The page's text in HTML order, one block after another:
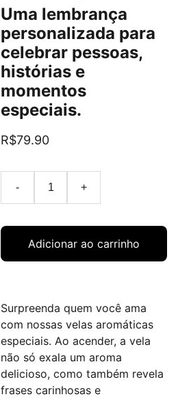
Uma lembrança
personalizada para
celebrar pessoas,
histórias e
momentos
especiais.
R$79.90
- +
Adicionar ao carrinho
Surpreenda quem você ama
com nossas velas aromáticas
especiais. Ao acender, a vela
não só exala um aroma
delicioso, como também revela
frases carinhosas e